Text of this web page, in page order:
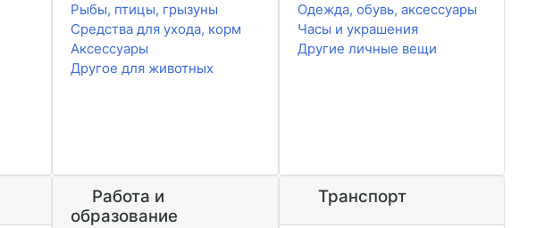
Рыбы, птицы, грызуны
Средства для ухода, корм
Аксессуары
Другое для животных
Одежда, обувь, аксессуары
Часы и украшения
Другие личные вещи
Работа и
образование
Транспорт